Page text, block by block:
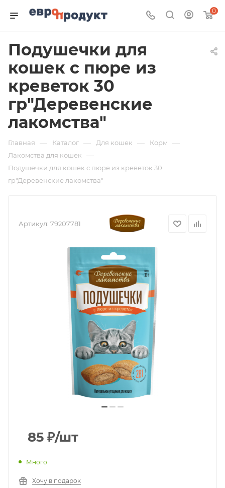
0
Подушечки для
кошек с пюре из
креветок 30
гр"Деревенские
лакомства"
Главная — Каталог — Для кошек — Корм —
Лакомства для кошек —
Подушечки для кошек с пюре из креветок 30
гр"Деревенские лакомства"
Артикул: 79207781
85 ₽/шт
Много
Хочу в подарок